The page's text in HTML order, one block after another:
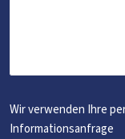
Wir verwenden Ihre
Informationsanfrage